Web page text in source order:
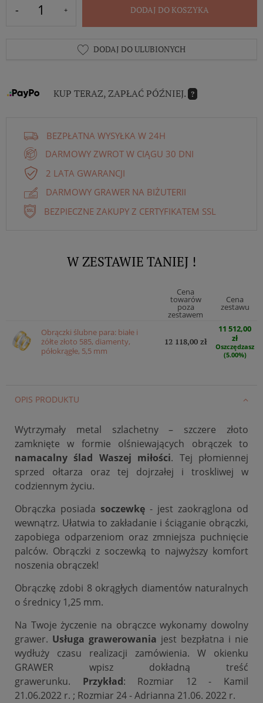
DODAJ DO KOSZYKA
DODAJ DO ULUBIONYCH
KUP TERAZ, ZAPŁAĆ PÓŹNIEJ. ?
BEZPŁATNA WYSYŁKA W 24H
DARMOWY ZWROT W CIĄGU 30 DNI
2 LATA GWARANCJI
DARMOWY GRAWER NA BIŻUTERII
BEZPIECZNE ZAKUPY Z CERTYFIKATEM SSL
W ZESTAWIE TANIEJ !
Cena
towarów
poza
zestawem
Cena
zestawu
Obrączki ślubne para: białe i
żółte złoto 585, diamenty,
półokrągłe, 5,5 mm
12 118,00 zł
11 512,00
zł
Oszczędzasz
(5.00%)
OPIS PRODUKTU
Wytrzymały metal szlachetny – szczere złoto
zamknięte w formie olśniewających obrączek to
namacalny ślad Waszej miłości. Tej płomiennej
sprzed ołtarza oraz tej dojrzałej i troskliwej w
codziennym życiu.
Obrączka posiada soczewkę - jest zaokrąglona od
wewnątrz. Ułatwia to zakładanie i ściąganie obrączki,
zapobiega odparzeniom oraz zmniejsza puchnięcie
palców. Obrączki z soczewką to najwyższy komfort
noszenia obrączek!
Obrączkę zdobi 8 okrągłych diamentów naturalnych
o średnicy 1,25 mm.
Na Twoje życzenie na obrączce wykonamy dowolny
grawer. Usługa grawerowania jest bezpłatna i nie
wydłuży czasu realizacji zamówienia. W okienku
GRAWER wpisz dokładną treść
grawerunku.
Przykład: Rozmiar 12 - Kamil
21.06.2022 r. ; Rozmiar 24 - Adrianna 21.06. 2022 r.